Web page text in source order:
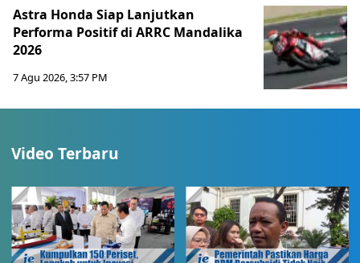
Astra Honda Siap Lanjutkan
Performa Positif di ARRC Mandalika
2026
7 Agu 2026, 3:57 PM
Video Terbaru